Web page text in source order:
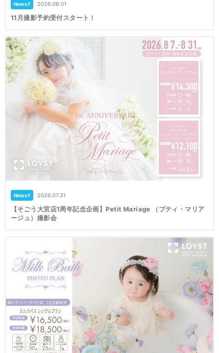
News!! 2026.08.01
11月撮影予約受付スタート！
News!! 2026.07.31
【そごう大宮店1周年記念企画】Petit Mariage （プティ・マリア
ージュ）撮影会